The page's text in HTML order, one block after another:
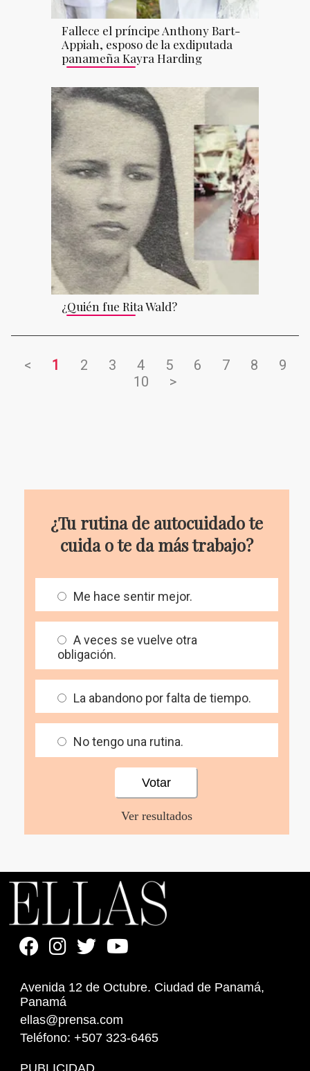
Fallece el príncipe Anthony Bart-
Appiah, esposo de la exdiputada
panameña Kayra Harding
¿Quién fue Rita Wald?
< 1 2 3 4 5 6 7 8
9
10
>
¿Tu rutina de autocuidado te
cuida o te da más trabajo?
Me hace sentir mejor.
A veces se vuelve otra
obligación.
La abandono por falta de tiempo.
No tengo una rutina.
Ver resultados
Avenida 12 de Octubre. Ciudad de Panamá,
Panamá
ellas@prensa.com
Teléfono: +507 323-6465
PUBLICIDAD